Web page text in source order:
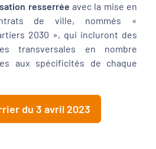
resserrée avec la mise en
de ville, nommés «
2030 », qui incluront des
transversales en nombre
aux spécificités de chaque
du 3 avril 2023